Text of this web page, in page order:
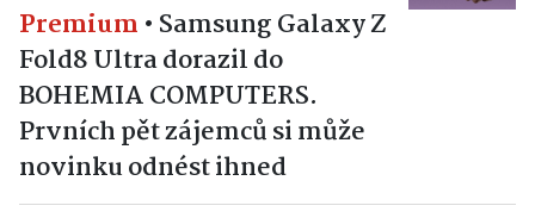
Premium • Samsung Galaxy Z
Fold8 Ultra dorazil do
BOHEMIA COMPUTERS.
Prvních pět zájemců si může
novinku odnést ihned